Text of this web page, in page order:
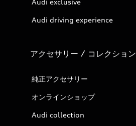
Audi exclusive
Audi driving experience
アクセサリー / コレクション
純正アクセサリー
オンラインショップ
Audi collection